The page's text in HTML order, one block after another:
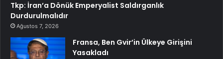
Tkp: İran’a Dönük Emperyalist Saldırganlık
Durdurulmalıdır
Ağustos 7, 2026
Fransa, Ben Gvir’in Ülkeye Girişini
Yasakladı